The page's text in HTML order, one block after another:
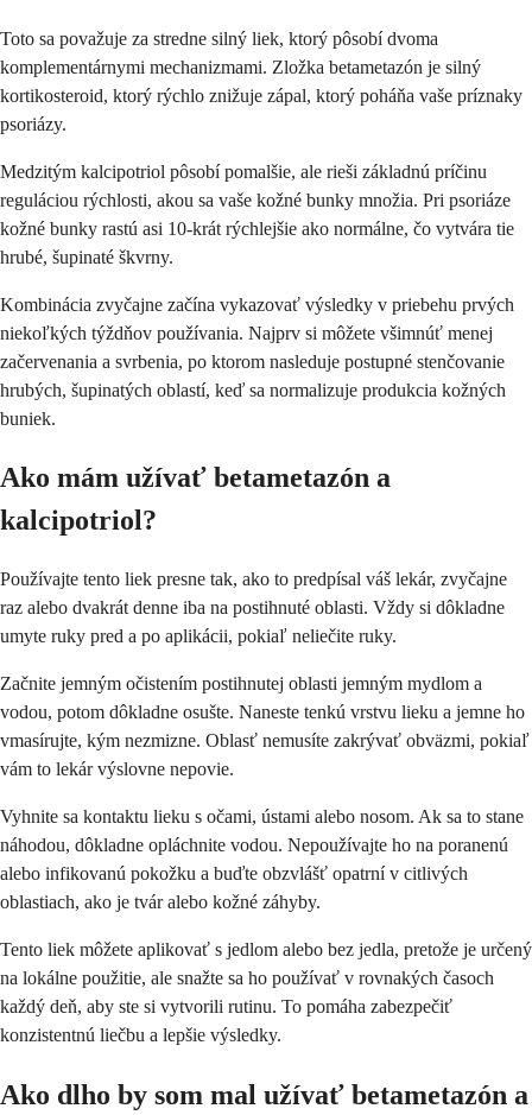
Toto sa považuje za stredne silný liek, ktorý pôsobí dvoma
komplementárnymi mechanizmami. Zložka betametazón je silný
kortikosteroid, ktorý rýchlo znižuje zápal, ktorý poháňa vaše príznaky
psoriázy.
Medzitým kalcipotriol pôsobí pomalšie, ale rieši základnú príčinu
reguláciou rýchlosti, akou sa vaše kožné bunky množia. Pri psoriáze
kožné bunky rastú asi 10-krát rýchlejšie ako normálne, čo vytvára tie
hrubé, šupinaté škvrny.
Kombinácia zvyčajne začína vykazovať výsledky v priebehu prvých
niekoľkých týždňov používania. Najprv si môžete všimnúť menej
začervenania a svrbenia, po ktorom nasleduje postupné stenčovanie
hrubých, šupinatých oblastí, keď sa normalizuje produkcia kožných
buniek.
Ako mám užívať betametazón a
kalcipotriol?
Používajte tento liek presne tak, ako to predpísal váš lekár, zvyčajne
raz alebo dvakrát denne iba na postihnuté oblasti. Vždy si dôkladne
umyte ruky pred a po aplikácii, pokiaľ neliečite ruky.
Začnite jemným očistením postihnutej oblasti jemným mydlom a
vodou, potom dôkladne osušte. Naneste tenkú vrstvu lieku a jemne ho
vmasírujte, kým nezmizne. Oblasť nemusíte zakrývať obväzmi, pokiaľ
vám to lekár výslovne nepovie.
Vyhnite sa kontaktu lieku s očami, ústami alebo nosom. Ak sa to stane
náhodou, dôkladne opláchnite vodou. Nepoužívajte ho na poranenú
alebo infikovanú pokožku a buďte obzvlášť opatrní v citlivých
oblastiach, ako je tvár alebo kožné záhyby.
Tento liek môžete aplikovať s jedlom alebo bez jedla, pretože je určený
na lokálne použitie, ale snažte sa ho používať v rovnakých časoch
každý deň, aby ste si vytvorili rutinu. To pomáha zabezpečiť
konzistentnú liečbu a lepšie výsledky.
Ako dlho by som mal užívať betametazón a